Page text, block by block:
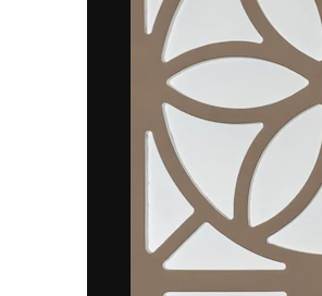
La
migliori lavori.
creativi,
Italiano